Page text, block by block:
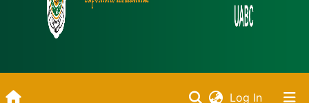
Log In(current)